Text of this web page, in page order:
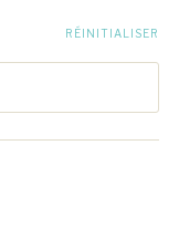
RÉINITIALISER